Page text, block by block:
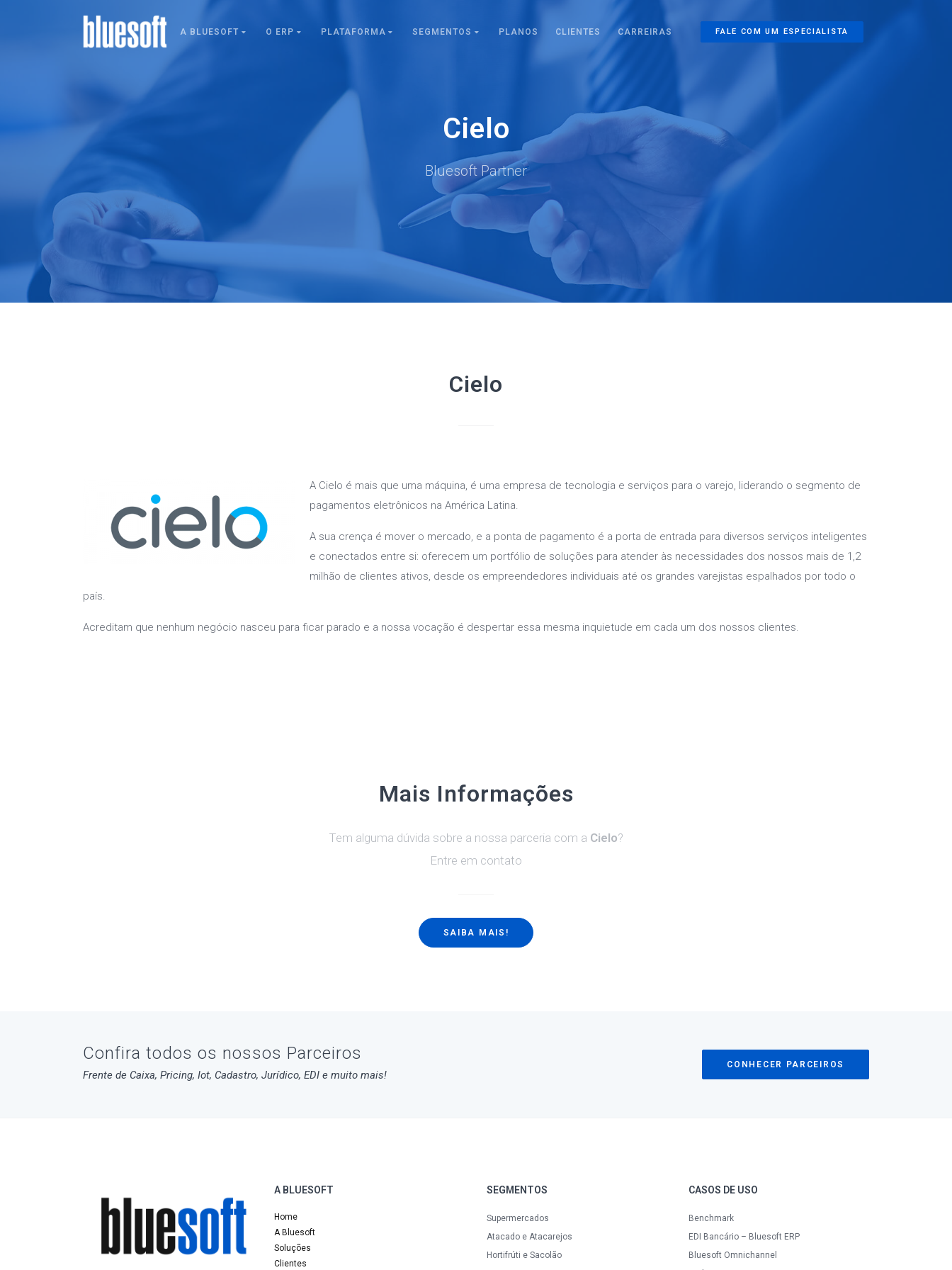
A BLUESOFT O ERP PLATAFORMA SEGMENTOS PLANOS CLIENTES CARREIRAS FALE COM UM ESPECIALISTA
Cielo
Bluesoft Partner
Cielo
A Cielo é mais que uma máquina, é uma empresa de tecnologia e serviços para o varejo, liderando o segmento de
pagamentos eletrônicos na América Latina.
A sua crença é mover o mercado, e a ponta de pagamento é a porta de entrada para diversos serviços inteligentes
e conectados entre si: oferecem um portfólio de soluções para atender às necessidades dos nossos mais de 1,2
milhão de clientes ativos, desde os empreendedores individuais até os grandes varejistas espalhados por todo o
país.
Acreditam que nenhum negócio nasceu para ficar parado e a nossa vocação é despertar essa mesma inquietude em cada um dos nossos clientes.
Mais Informações
Tem alguma dúvida sobre a nossa parceria com a Cielo?
Entre em contato
SAIBA MAIS!
Confira todos os nossos Parceiros
Frente de Caixa, Pricing, Iot, Cadastro, Jurídico, EDI e muito mais!
CONHECER PARCEIROS
A BLUESOFT
Home
A Bluesoft
Soluções
Clientes
SEGMENTOS
Supermercados
Atacado e Atacarejos
Hortifrúti e Sacolão
CASOS DE USO
Benchmark
EDI Bancário – Bluesoft ERP
Bluesoft Omnichannel